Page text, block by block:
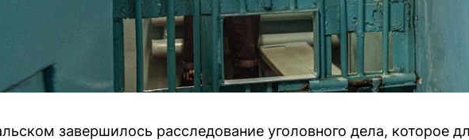
завершилось расследование уголовного дела, которое